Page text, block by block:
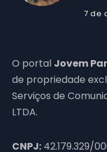
7 de
O portal Jovem
de propriedade
Serviços de
LTDA.
CNPJ: 42.179.329/